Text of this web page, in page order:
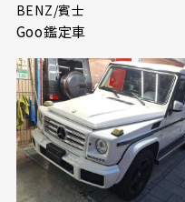
BENZ/賓士
Goo鑑定車